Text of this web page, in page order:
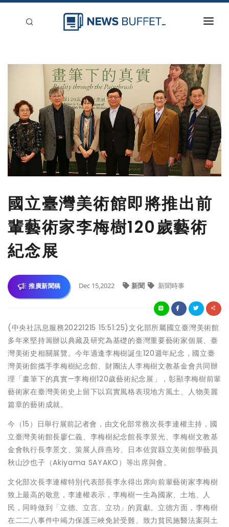
新聞稿分類
刊登
國立臺灣美術館即將推出前
輩藝術家李梅樹120歲藝術
紀念展
推廣新聞稿 Dec 15,2022 新聞 新聞時事
(中央社訊息服務20221215 15:51:25)文化部所屬國立臺灣美術館
多年來堅持籌辦以典藏及研究為基礎的臺灣重要藝術家個展、臺
灣美術史相關展覽。今年適逢李梅樹誕生120週年紀念，國立臺
灣美術館攜手李梅樹紀念館、財團法人李梅樹文教基金會共同辦
理「畫筆下的真實—李梅樹120歲藝術紀念展」，彰顯李梅樹前輩
藝術家在臺灣美術史上留下以寫實風格表現地方風土、人物美麗
篇章的藝術成就。
今（15）日舉行展前記者會，由文化部常務次長李連權主持，國
立臺灣美術館長廖仁義、李梅樹紀念館長李景光、李梅樹文教基
金會執行長李景文、策展人薛燕玲、日本佐賀縣立美術館學藝員
秋山沙也子（Akiyama SAYAKO）等出席與會。
文化部次長李連權特別代表部長李永得出席向前輩藝術家李梅樹
致上最高的敬意，李連權表示，李梅樹一生為國家、土地、人
民，同時做到「立德、立言、立功」的貢獻。立德方面，李梅樹
在二二八事件中竭力保護三峽免於受難、致力貧民施醫法案與土